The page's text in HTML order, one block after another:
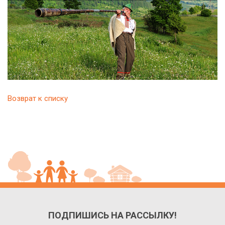
Возврат к списку
ПОДПИШИСЬ НА РАССЫЛКУ!